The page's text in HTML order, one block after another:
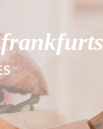
frankfurts